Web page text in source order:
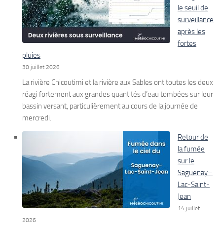
le seuil de
surveillance
après les
fortes
pluies
30 juillet 2026
La rivière Chicoutimi et la rivière aux Sables ont toutes les deux
réagi fortement aux grandes quantités d’eau tombées sur leur
bassin versant, particulièrement au cours de la journée de
mercredi.
Retour de
la fumée
sur le
Saguenay–
Lac-Saint-
Jean
14 juillet
2026